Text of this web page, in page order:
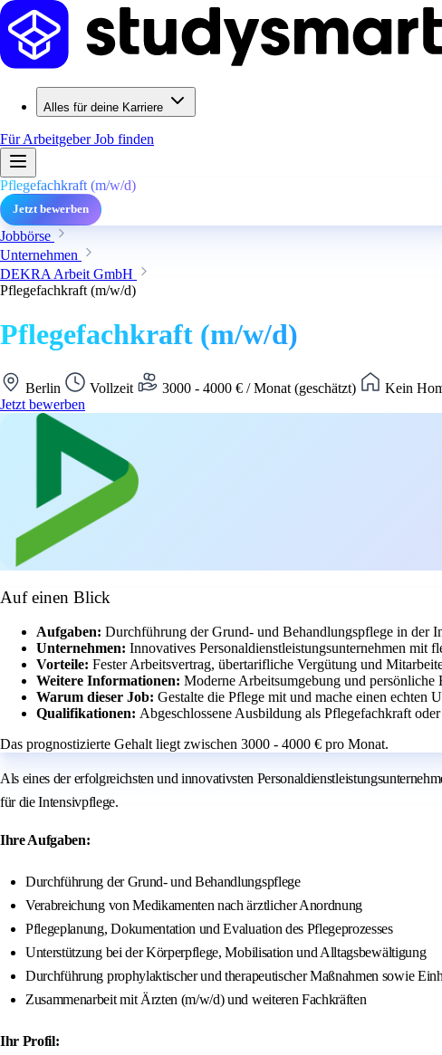
Alles für deine Karriere
Für ArbeitgeberJob finden
Pflegefachkraft (m/w/d)
Jetzt bewerben
Jobbörse
Unternehmen
DEKRA Arbeit GmbH
Pflegefachkraft (m/w/d)
Pflegefachkraft (m/w/d)
Berlin Vollzeit 3000 - 4000 € / Monat (geschätzt)
Kein
Jetzt bewerben
Auf einen Blick
Aufgaben: Durchführung der Grund- und Behandlungspflege in der
Unternehmen: Innovatives Personaldienstleistungsunternehmen mit
Vorteile: Fester Arbeitsvertrag, übertarifliche Vergütung und
Weitere Informationen: Moderne Arbeitsumgebung und persönliche
Warum dieser Job: Gestalte die Pflege mit und mache einen echten
Qualifikationen: Abgeschlossene Ausbildung als Pflegefachkraft
Das prognostizierte Gehalt liegt zwischen 3000 - 4000 € pro Monat.
Als eines der erfolgreichsten und innovativsten
für die Intensivpflege.
Ihre Aufgaben:
Durchführung der Grund- und Behandlungspflege
Verabreichung von Medikamenten nach ärztlicher Anordnung
Pflegeplanung, Dokumentation und Evaluation des Pflegeprozesses
Unterstützung bei der Körperpflege, Mobilisation und Alltagsbewältigung
Durchführung prophylaktischer und therapeutischer Maßnahmen sowie
Zusammenarbeit mit Ärzten (m/w/d) und weiteren Fachkräften
Ihr Profil: